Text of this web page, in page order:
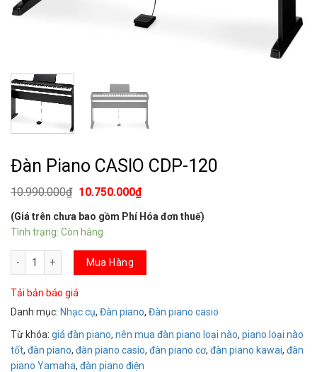
Đàn Piano CASIO CDP-120
10.990.000₫ 10.750.000₫
(Giá trên chưa bao gồm Phí Hóa đơn thuế)
Tình trạng: Còn hàng
Đàn Piano CASIO CDP-120 số lượng
Mua Hàng
Tải bản báo giá
Danh mục: Nhạc cụ, Đàn piano, Đàn piano casio
Từ khóa: giá đàn piano, nên mua đàn piano loại nào, piano loại nào
tốt, đàn piano, đàn piano casio, đàn piano cơ, đàn piano kawai, đàn
piano Yamaha, đàn piano điện